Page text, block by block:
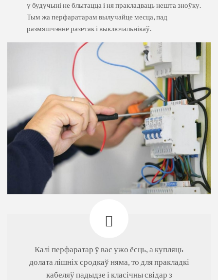
у будучыні не блытацца і ня пракладваць нешта зноўку.
Тым жа перфаратарам вылучайце месца, пад
размяшчэнне разетак і выключальнікаў.
Калі перфаратар ў вас ужо ёсць, а купляць
долата лішніх сродкаў няма, то для пракладкі
кабеляў падыдзе і класічны свідар з